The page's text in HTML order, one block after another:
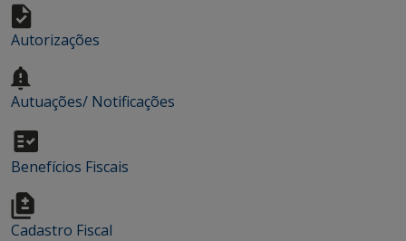
Autorizações
Autuações/ Notificações
Benefícios Fiscais
Cadastro Fiscal